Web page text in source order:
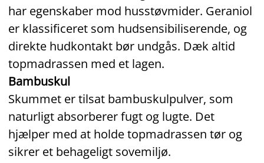
har egenskaber mod husstøvmider. Geraniol
er klassificeret som hudsensibiliserende, og
direkte hudkontakt bør undgås. Dæk altid
topmadrassen med et lagen.
Bambuskul
Skummet er tilsat bambuskulpulver, som
naturligt absorberer fugt og lugte. Det
hjælper med at holde topmadrassen tør og
sikrer et behageligt sovemiljø.